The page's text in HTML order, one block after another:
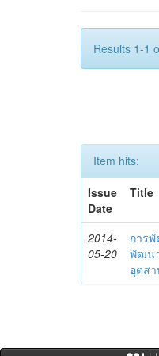
Results 1-1
Item hits:
Issue
Date
Title
2014-
05-20
การ
พัฒน
อุตส